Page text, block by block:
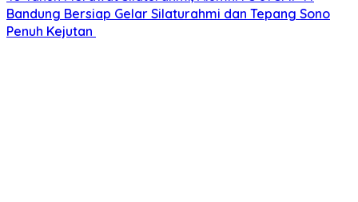
Bandung Bersiap Gelar Silaturahmi dan Tepang Sono
Penuh Kejutan